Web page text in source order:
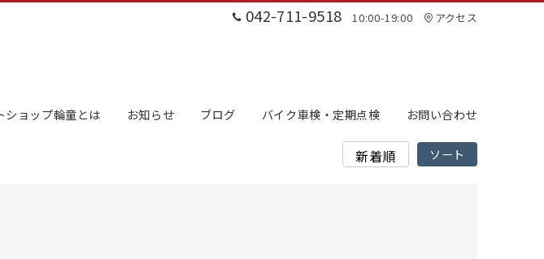
042-711-9518 10:00-19:00 アクセス
ショップ輪童とは お知らせ ブログ バイク車検・定期点検 お問い合わせ